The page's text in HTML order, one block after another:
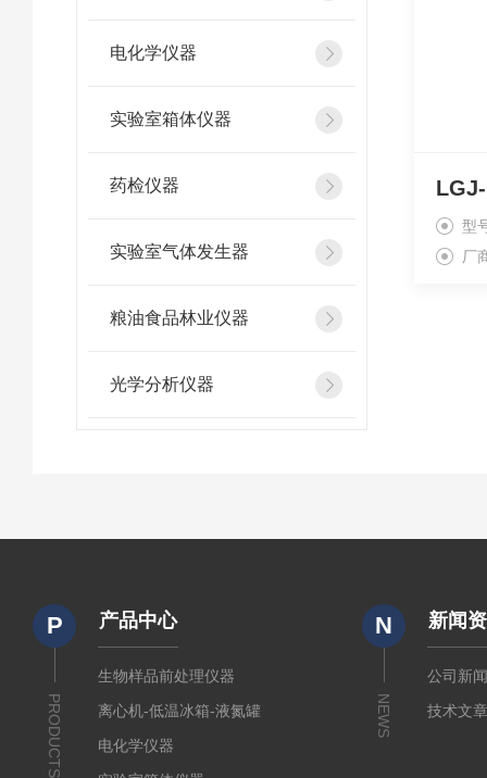
电化学仪器
实验室箱体仪器
药检仪器
实验室气体发生器
粮油食品林业仪器
光学分析仪器
型
厂
P
PRODUCTS
产品中心
生物样品前处理仪器
离心机-低温冰箱-液氮罐
电化学仪器
N
NEWS
新闻
公司新
技术文